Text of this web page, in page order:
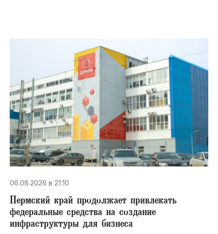
06.08.2026 в 21:10
Пермский край продолжает привлекать
федеральные средства на создание
инфраструктуры для бизнеса